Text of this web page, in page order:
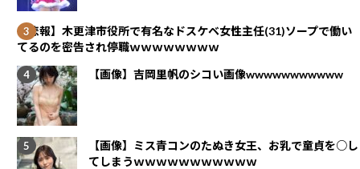
【悲報】木更津市役所で有名なドスケベ女性主任(31)ソープで働い
てるのを密告され停職ｗｗｗｗｗｗｗｗ
【画像】吉岡里帆のシコい画像wwwwwwwwwww
【画像】ミス青コンのたぬき女王、お乳で童貞を○し
てしまうｗｗｗｗｗｗｗｗｗｗｗ